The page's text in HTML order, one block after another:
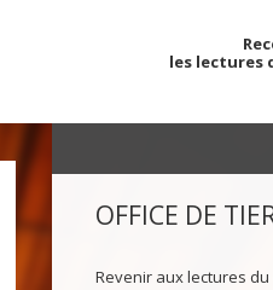
les lectures
OFFICE DE
Revenir aux lectures du